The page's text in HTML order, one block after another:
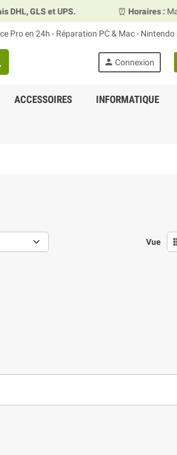
⏰Horaires : Mardi, mercredi
Pro en 24h - Réparation PC & Mac - Nintendo
person Connexion
ACCESSOIRES INFORMATIQUE
Vue